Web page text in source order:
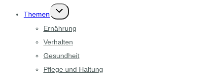
Themen
Untermenü
umschalten
Ernährung
Verhalten
Gesundheit
Pflege und Haltung